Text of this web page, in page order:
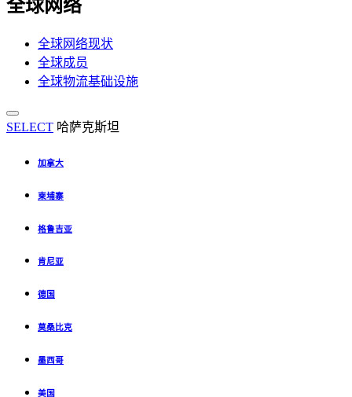
全球网络
全球网络现状
全球成员
全球物流基础设施
SELECT 哈萨克斯坦
加拿大
柬埔寨
格鲁吉亚
肯尼亚
德国
莫桑比克
墨西哥
美国